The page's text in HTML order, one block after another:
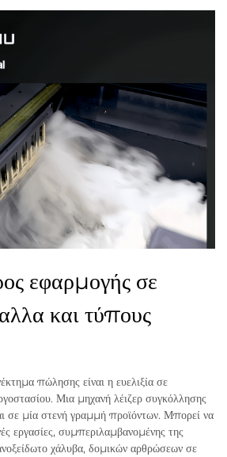
εφαρμογής σε
και τύπους
πώλησης είναι η ευελιξία σε
Μια μηχανή λέιζερ συγκόλλησης
σε μία στενή γραμμή προϊόντων. Μπορεί να
εργασίες, συμπεριλαμβανομένης της
χάλυβα, δομικών αρθρώσεων σε